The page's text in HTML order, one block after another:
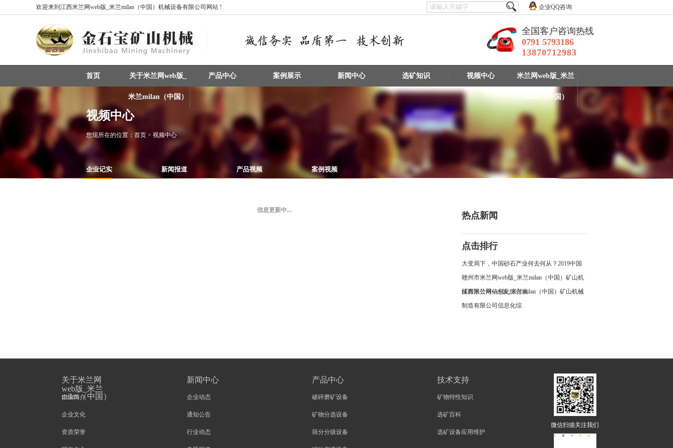
欢迎来到江西米兰网web版_米兰milan（中国）机械设备有限公司网站 ! 企业QQ咨询
全国客户咨询热线
0791 5793186
13870712983
首页 关于米兰网web版_
米兰milan（中国）
产品中心 案例展示 新闻中心 选矿知识 视频中心 米兰网web版_米兰
milan（中国）
视频中心
您现所在的位置： 首页 > 视频中心
企业记实 新闻报道 产品视频 案例视频
信息更新中...
热点新闻
点击排行
大变局下，中国砂石产业何去何从？2019中国
赣州市米兰网web版_米兰milan（中国）矿山机
械有限公司信息化综合项
江西米兰网web版_米兰milan（中国）矿山机械
制造有限公司信息化综
关于米兰网
web版_米兰
milan（中国）
企业简介
企业文化
资质荣誉
新闻中心
企业动态
通知公告
行业动态
产品中心
破碎磨矿设备
矿物分选设备
筛分分级设备
技术支持
矿物特性知识
选矿百科
选矿设备应用维护
微信扫描关注我们